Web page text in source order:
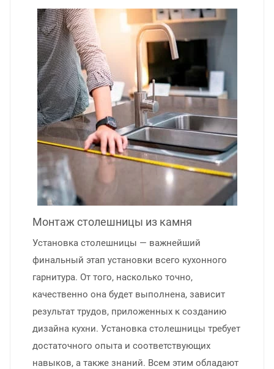
Монтаж столешницы из камня
Установка столешницы — важнейший
финальный этап установки всего кухонного
гарнитура. От того, насколько точно,
качественно она будет выполнена, зависит
результат трудов, приложенных к созданию
дизайна кухни. Установка столешницы требует
достаточного опыта и соответствующих
навыков, а также знаний. Всем этим обладают